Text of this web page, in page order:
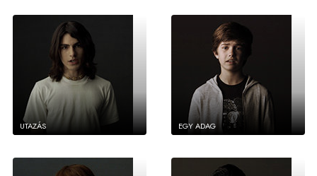
UTAZÁS EGY ADAG